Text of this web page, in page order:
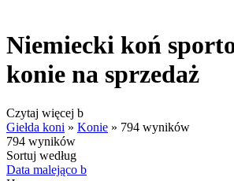
Niemiecki koń
konie na sprzedaż
Czytaj więcej b
Giełda koni » Konie » 794 wyników
794 wyników
Sortuj według
Data malejąco b